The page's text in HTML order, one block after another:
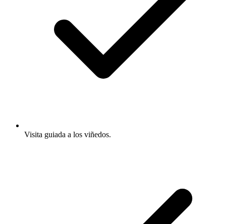
Visita guiada a los viñedos.